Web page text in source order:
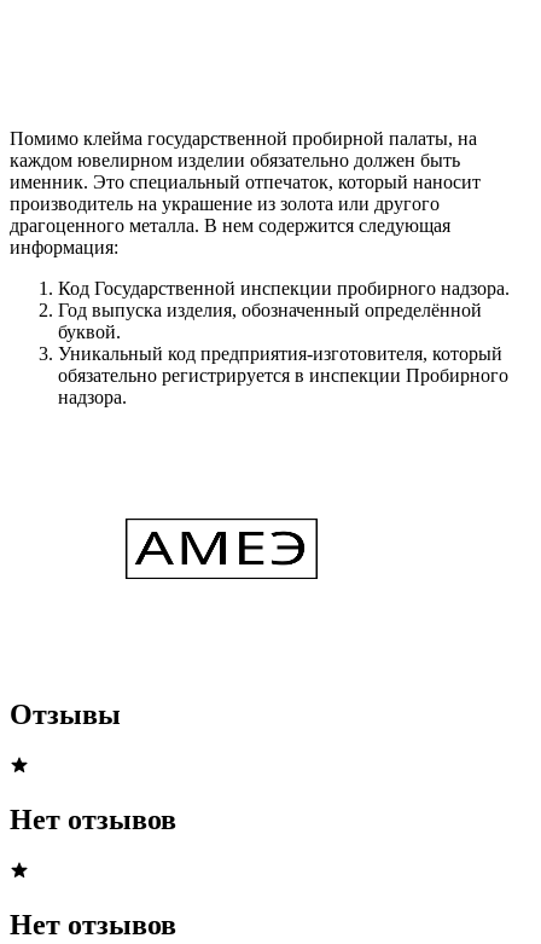
Помимо клейма государственной пробирной палаты, на
каждом ювелирном изделии обязательно должен быть
именник. Это специальный отпечаток, который наносит
производитель на украшение из золота или другого
драгоценного металла. В нем содержится следующая
информация:
Код Государственной инспекции пробирного надзора.
Год выпуска изделия, обозначенный определённой
буквой.
Уникальный код предприятия-изготовителя, который
обязательно регистрируется в инспекции Пробирного
надзора.
Отзывы
Нет отзывов
Нет отзывов